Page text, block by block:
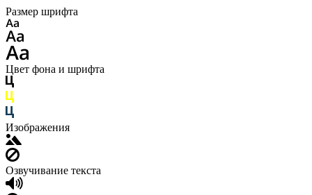
Размер шрифта
Цвет фона и шрифта
Изображения
Озвучивание текста